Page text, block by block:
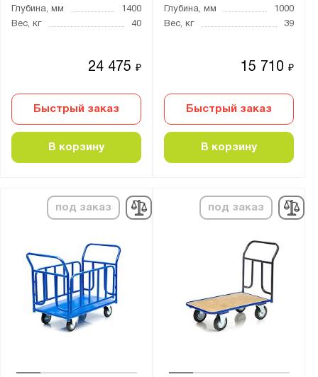
Глубина, мм
1400
Вес, кг
40
24 475₽
Быстрый заказ
В корзину
Глубина, мм
1000
Вес, кг
39
15 710₽
Быстрый заказ
В корзину
под заказ под заказ
чугун
204х366х85
210x100x105
360x220x115
409x681
430x680
480х780
490х210х111
500x800
500x1200
600x900